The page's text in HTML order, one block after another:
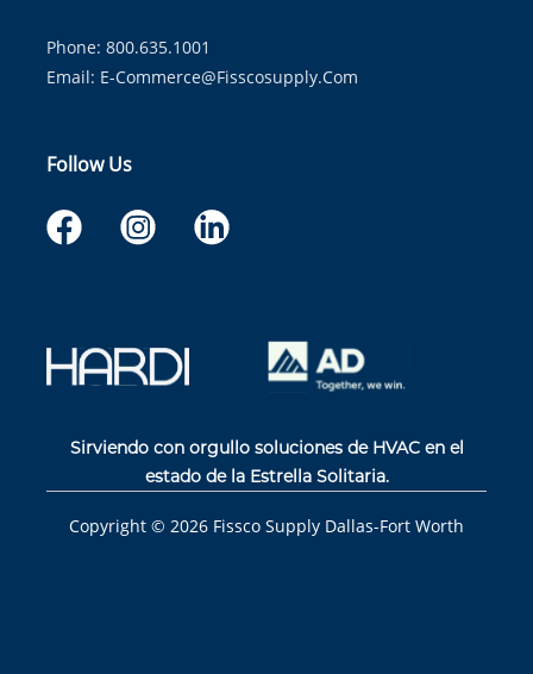
Phone: 800.635.1001
Email: E-Commerce@fisscosupply.com
Follow Us
Sirviendo con orgullo soluciones de HVAC en el
estado de la Estrella Solitaria.
Copyright © 2026 Fissco Supply Dallas-Fort Worth